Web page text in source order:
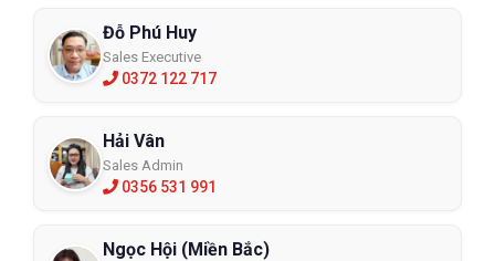
Đỗ Phú Huy
Sales Executive
0372 122 717
Hải Vân
Sales Admin
0356 531 991
Ngọc Hội (Miền Bắc)